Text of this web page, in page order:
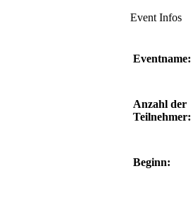
Event Infos
Eventname:
Anzahl der
Teilnehmer:
Beginn: